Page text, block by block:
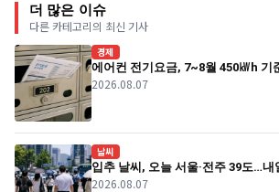
더 많은 이슈
다른 카테고리의 최신 기사
경제
에어컨 전기요금, 7~8월 450㎾h 기
2026.08.07
날씨
입추 날씨, 오늘 서울·전주 39도…내
2026.08.07